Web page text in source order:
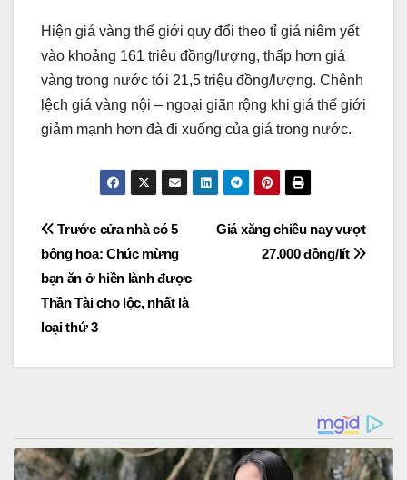
Hiện giá vàng thế giới quy đổi theo tỉ giá niêm yết
vào khoảng 161 triệu đồng/lượng, thấp hơn giá
vàng trong nước tới 21,5 triệu đồng/lượng. Chênh
lệch giá vàng nội – ngoại giãn rộng khi giá thế giới
giảm mạnh hơn đà đi xuống của giá trong nước.
Post
navigation
Giá xăng chiều nay vượt
27.000 đồng/lít
Trước cửa nhà có 5
bông hoa: Chúc mừng
bạn ăn ở hiền lành được
Thần Tài cho lộc, nhất là
loại thứ 3